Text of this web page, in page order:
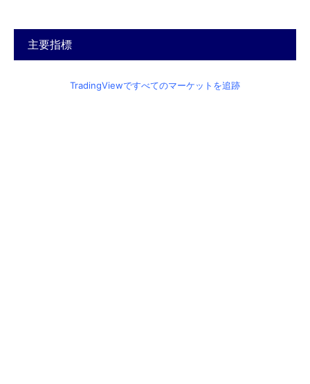
主要指標
TradingViewですべてのマーケットを追跡